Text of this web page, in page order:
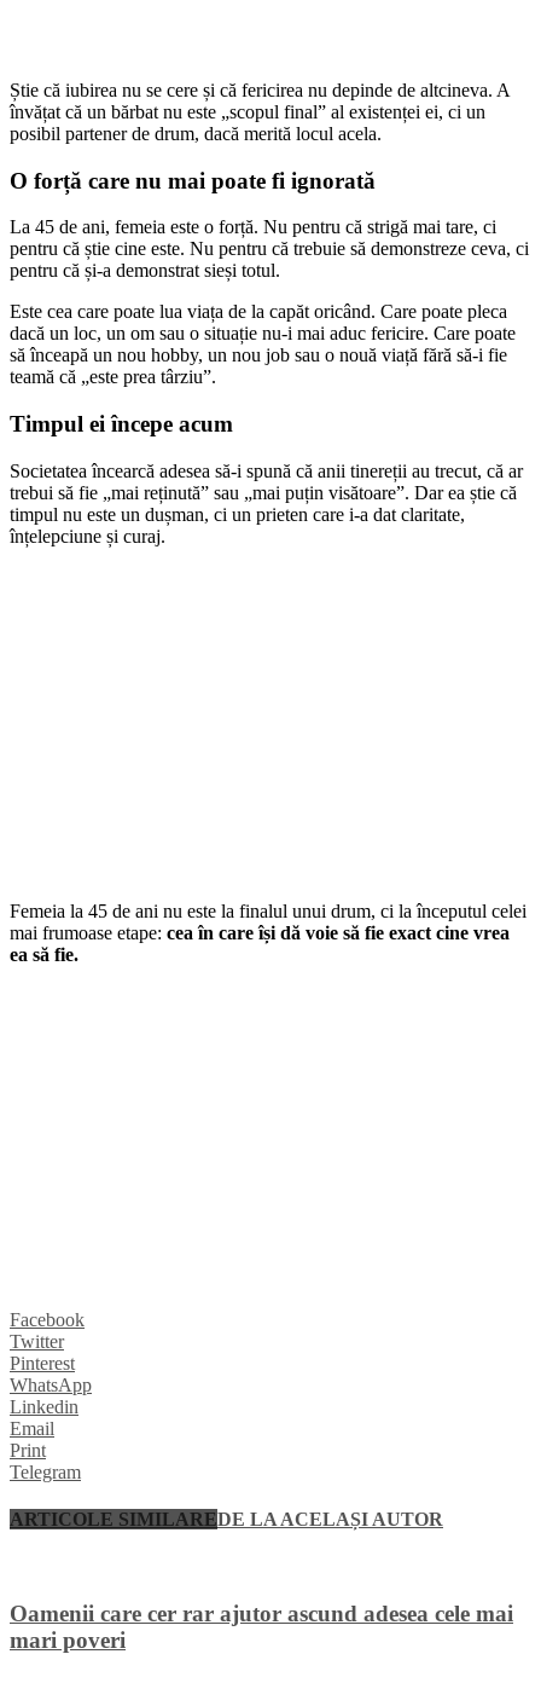
Știe că iubirea nu se cere și că fericirea nu depinde de altcineva. A
învățat că un bărbat nu este „scopul final” al existenței ei, ci un
posibil partener de drum, dacă merită locul acela.
O forță care nu mai poate fi ignorată
La 45 de ani, femeia este o forță. Nu pentru că strigă mai tare, ci
pentru că știe cine este. Nu pentru că trebuie să demonstreze ceva, ci
pentru că și-a demonstrat sieși totul.
Este cea care poate lua viața de la capăt oricând. Care poate pleca
dacă un loc, un om sau o situație nu-i mai aduc fericire. Care poate
să înceapă un nou hobby, un nou job sau o nouă viață fără să-i fie
teamă că „este prea târziu”.
Timpul ei începe acum
Societatea încearcă adesea să-i spună că anii tinereții au trecut, că ar
trebui să fie „mai reținută” sau „mai puțin visătoare”. Dar ea știe că
timpul nu este un dușman, ci un prieten care i-a dat claritate,
înțelepciune și curaj.
Femeia la 45 de ani nu este la finalul unui drum, ci la începutul celei
mai frumoase etape: cea în care își dă voie să fie exact cine vrea
ea să fie.
Facebook
Twitter
Pinterest
WhatsApp
Linkedin
Email
Print
Telegram
ARTICOLE SIMILAREDE LA ACELAȘI AUTOR
Oamenii care cer rar ajutor ascund adesea cele mai
mari poveri